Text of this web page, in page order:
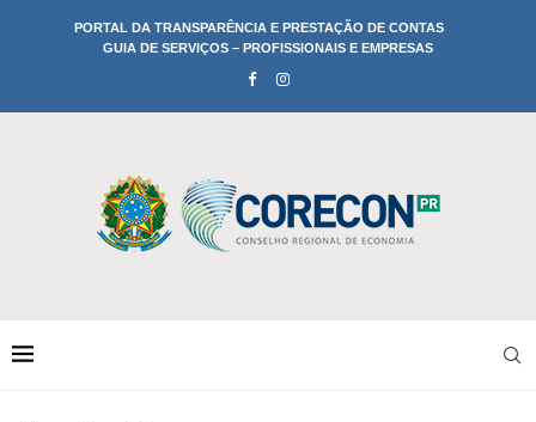
PORTAL DA TRANSPARÊNCIA E PRESTAÇÃO DE CONTAS
GUIA DE SERVIÇOS – PROFISSIONAIS E EMPRESAS